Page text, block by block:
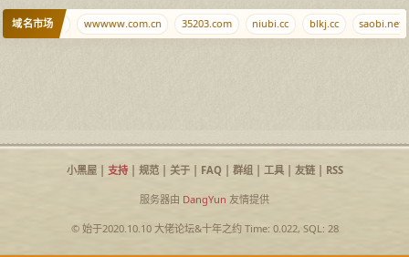
域名市场
arkdir.com wwwww.com.cn 35203.com niubi.cc blkj.cc saobi.net
小黑屋| 支持| 规范| 关于| FAQ| 群组| 工具| 友链| RSS
服务器由 DangYun 友情提供
© 始于2020.10.10 大佬论坛&十年之约Time: 0.022, SQL: 28